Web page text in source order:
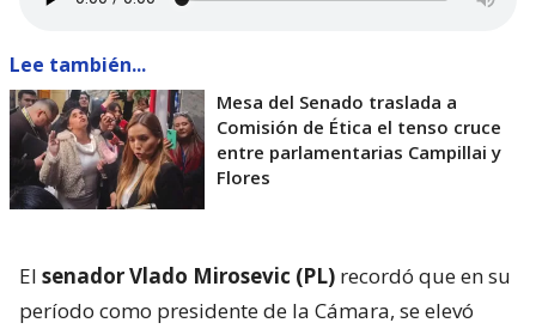
Lee también...
Mesa del Senado traslada a
Comisión de Ética el tenso cruce
entre parlamentarias Campillai y
Flores
El senador Vlado Mirosevic (PL) recordó que en su
período como presidente de la Cámara, se elevó